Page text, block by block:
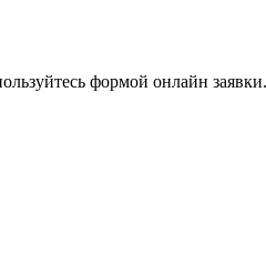
формой онлайн